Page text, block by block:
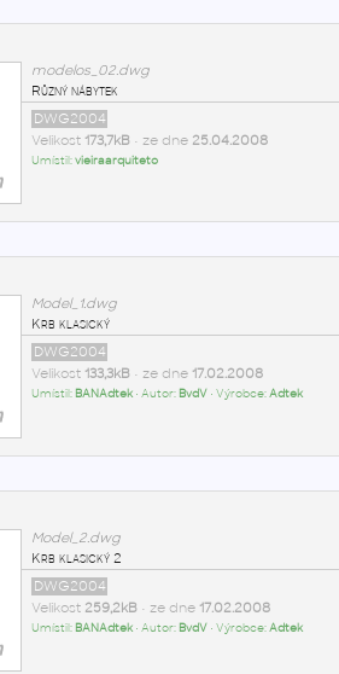
modelos_02.dwg
Různý nábytek
DWG2004
Velikost 173,7kB• ze dne 25.04.2008
Umístil:vieiraarquiteto
Model_1.dwg
Krb klasický
DWG2004
Velikost 133,3kB• ze dne 17.02.2008
Umístil: BANAdtek• Autor: BvdV• Výrobce:Adtek
Model_2.dwg
Krb klasický 2
DWG2004
Velikost 259,2kB• ze dne 17.02.2008
Umístil: BANAdtek• Autor: BvdV• Výrobce:Adtek